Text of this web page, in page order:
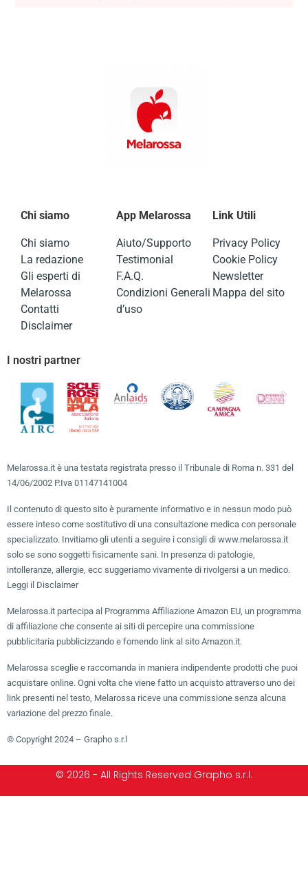
Chi siamo
Chi siamo
La redazione
Gli esperti di
Melarossa
Contatti
Disclaimer
App Melarossa
Aiuto/Supporto
Testimonial
F.A.Q.
Condizioni Generali
d’uso
Link Utili
Privacy Policy
Cookie Policy
Newsletter
Mappa del sito
I nostri partner
Melarossa.it è una testata registrata presso il Tribunale di Roma n. 331 del
14/06/2002 P.Iva 01147141004
Il contenuto di questo sito è puramente informativo e in nessun modo può
essere inteso come sostitutivo di una consultazione medica con personale
specializzato. Invitiamo gli utenti a seguire i consigli di www.melarossa.it
solo se sono soggetti fisicamente sani. In presenza di patologie,
intolleranze, allergie, ecc suggeriamo vivamente di rivolgersi a un medico.
Leggi il Disclaimer
Melarossa.it partecipa al Programma Affiliazione Amazon EU, un programma
di affiliazione che consente ai siti di percepire una commissione
pubblicitaria pubblicizzando e fornendo link al sito Amazon.it.
Melarossa sceglie e raccomanda in maniera indipendente prodotti che puoi
acquistare online. Ogni volta che viene fatto un acquisto attraverso uno dei
link presenti nel testo, Melarossa riceve una commissione senza alcuna
variazione del prezzo finale.
© Copyright 2024 – Grapho s.r.l
© 2026 - All Rights Reserved Grapho s.r.l.